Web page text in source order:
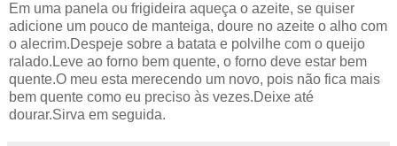
Em uma panela ou frigideira aqueça o azeite, se quiser
adicione um pouco de manteiga, doure no azeite o alho com
o alecrim.Despeje sobre a batata e polvilhe com o queijo
ralado.Leve ao forno bem quente, o forno deve estar bem
quente.O meu esta merecendo um novo, pois não fica mais
bem quente como eu preciso às vezes.Deixe até
dourar.Sirva em seguida.